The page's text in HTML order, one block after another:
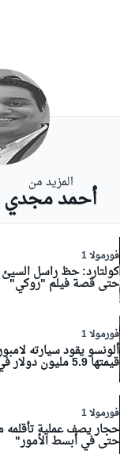
المزيد من
أحمد مجدي
فورمولا 1
حتى قصة فيلم "روكي"
فورمولا 1
ألونسو يقود سيارته
قيمتها 5.9 مليون دولار في شوارع موناكو
فورمولا 1
حجار يصف عملية
حتى في أبسط الأمور"